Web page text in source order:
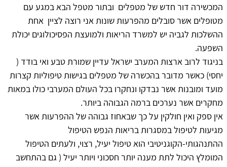
המכשירה דור חדש של מטפלים ובתור מטפל הבא במגע עם
מטופלים אשר סובלים מהפרעות שונות אני רוצה לציין אחת
ההשלכות לגביה יש למשרד הריאות ולמועצת הפסיכולוגים יכולת
השפעה.
בניגוד לרוב ארצות המערב ישראל עדיין שמורת טבע ואי בודד (
יחסי) כאשר מדובר בהכשרה של מטפלים בגישות טיפוליות קצרות
מועד ומובנות אשר נבדקו ונחקרו בכל העולם המערבי כולו במאות
מחקרים אשר נערכים ברמה הגבוהה ביותר.
אין ספק ואין חולקין על כך שבאחוז גבוהה של ההפרעות אשר
מגיעות לטיפול במסגרות בריאות הנפש הטיפול
ההתנהגותי-הקוגניטיבי הוא טיפול יעיל, רצוי, ולעתים הטיפול
המומלץ היכול לתת מענה יותר חסכוני ויותר יעיל ( גם בהתחשב